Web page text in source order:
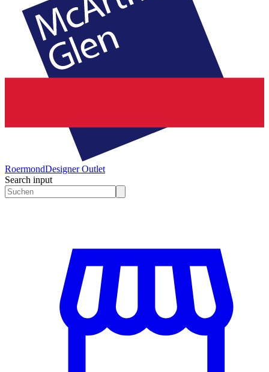
RoermondDesigner Outlet
Search input